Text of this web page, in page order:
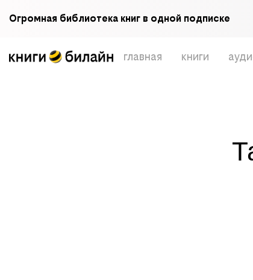
Огромная библиотека книг в одной подписке
главная книги